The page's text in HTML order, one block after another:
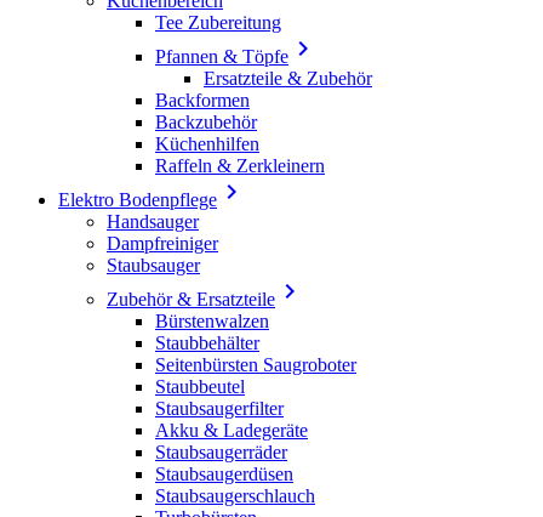
Tee Zubereitung
Pfannen & Töpfe 
Ersatzteile & Zubehör
Backformen
Backzubehör
Küchenhilfen
Raffeln & Zerkleinern
Elektro Bodenpflege 
Handsauger
Dampfreiniger
Staubsauger
Zubehör & Ersatzteile 
Bürstenwalzen
Staubbehälter
Seitenbürsten Saugroboter
Staubbeutel
Staubsaugerfilter
Akku & Ladegeräte
Staubsaugerräder
Staubsaugerdüsen
Staubsaugerschlauch